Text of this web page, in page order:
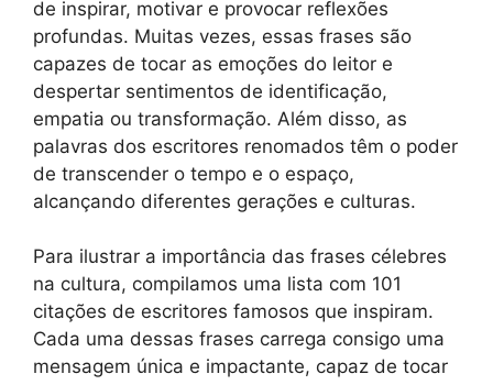
de inspirar, motivar e provocar reflexões
profundas. Muitas vezes, essas frases são
capazes de tocar as emoções do leitor e
despertar sentimentos de identificação,
empatia ou transformação. Além disso, as
palavras dos escritores renomados têm o poder
de transcender o tempo e o espaço,
alcançando diferentes gerações e culturas.
Para ilustrar a importância das frases célebres
na cultura, compilamos uma lista com 101
citações de escritores famosos que inspiram.
Cada uma dessas frases carrega consigo uma
mensagem única e impactante, capaz de tocar